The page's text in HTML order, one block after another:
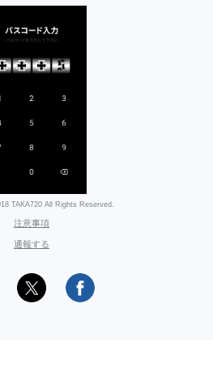
TAKA720 All Rights Reserved.
注意事項
通報する